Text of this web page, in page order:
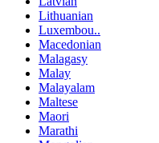
Lithuanian
Luxembou..
Macedonian
Malagasy
Malay
Malayalam
Maltese
Maori
Marathi